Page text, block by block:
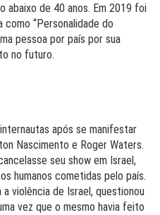
abaixo de 40 anos. Em 2019 foi
como “Personalidade do
pessoa por país por sua
no futuro.
após se manifestar
Nascimento e Roger Waters.
seu show em Israel,
humanos cometidas pelo país.
violência de Israel, questionou
vez que o mesmo havia feito